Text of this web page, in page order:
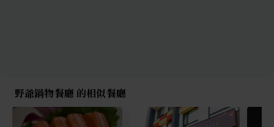
野爺鍋物餐廳 的相似餐廳